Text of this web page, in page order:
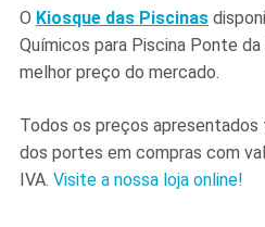
O Kiosque das Piscinas
Químicos para Piscina Ponte
melhor preço do mercado.
Todos os preços
dos portes em compras com
IVA. Visite a nossa loja online!